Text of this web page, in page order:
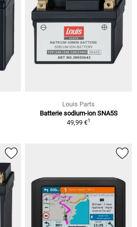
Louis Parts
Batterie sodium-ion SNA5S
49,99 €1